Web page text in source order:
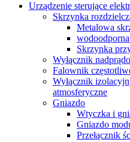
Urządzenie sterujące
Skrzynka
Metalowa
Skrzynka
Wyłącznik
Falownik
Wyłącznik
atmosferyczne
Gniazdo
Wtyczka i
Gniazdo
Przełącznik